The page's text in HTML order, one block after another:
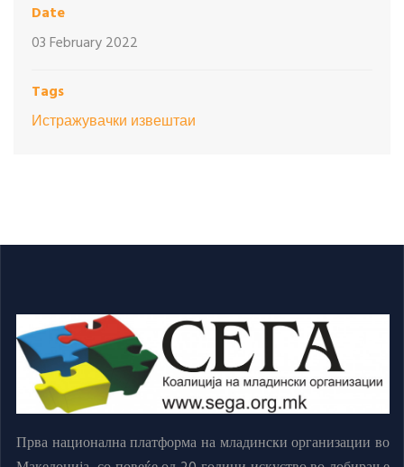
Date
03 February 2022
Tags
Истражувачки извештаи
Прва национална платформа на младински организации во